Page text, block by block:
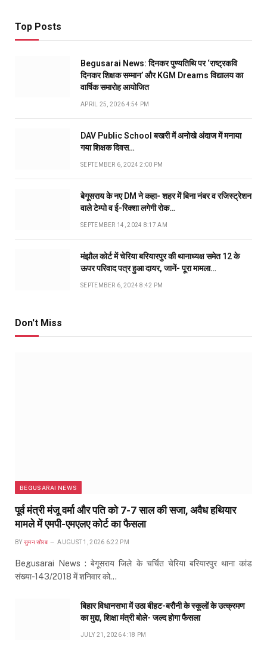
Top Posts
Begusarai News: दिनकर पुण्यतिथि पर ‘राष्ट्रकवि
दिनकर शिक्षक सम्मान’ और KGM Dreams विद्यालय का
वार्षिक समारोह आयोजित
APRIL 25, 2026 4:54 PM
DAV Public School बखरी में अनोखे अंदाज में मनाया
गया शिक्षक दिवस…
SEPTEMBER 6, 2024 2:00 PM
बेगूसराय के नए DM ने कहा- शहर में बिना नंबर व रजिस्ट्रेशन
वाले टेम्पो व ई-रिक्शा लगेगी रोक…
SEPTEMBER 14, 2024 8:17 AM
मंझौल कोर्ट में चेरिया बरियारपुर की थानाध्यक्ष समेत 12 के
ऊपर परिवाद पत्र हुआ दायर, जानें- पूरा मामला…
SEPTEMBER 6, 2024 8:42 PM
Don't Miss
BEGUSARAI NEWS
पूर्व मंत्री मंजू वर्मा और पति को 7-7 साल की सजा, अवैध हथियार
मामले में एमपी-एमएलए कोर्ट का फैसला
BY सुमन सौरब AUGUST 1, 2026 6:22 PM
Begusarai News : बेगूसराय जिले के चर्चित चेरिया बरियारपुर थाना कांड
संख्या-143/2018 में शनिवार को…
बिहार विधानसभा में उठा बीहट-बरौनी के स्कूलों के उत्क्रमण
का मुद्दा, शिक्षा मंत्री बोले- जल्द होगा फैसला
JULY 21, 2026 4:18 PM